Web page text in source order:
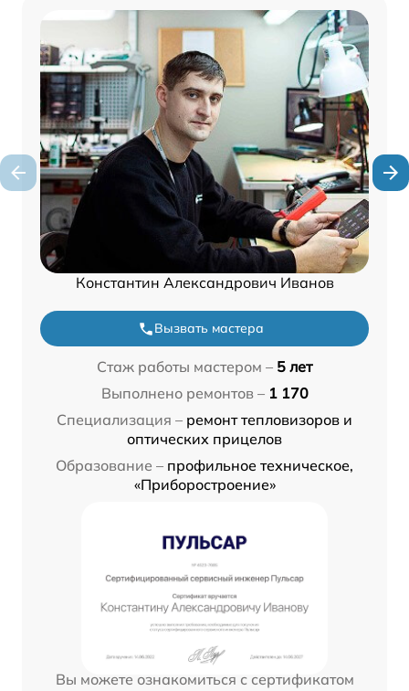
Константин Александрович Иванов
Вызвать мастера
Стаж работы мастером – 5 лет
Выполнено ремонтов – 1 170
Специализация – ремонт тепловизоров и
оптических прицелов
Образование – профильное техническое,
«Приборостроение»
Вы можете ознакомиться с сертификатом